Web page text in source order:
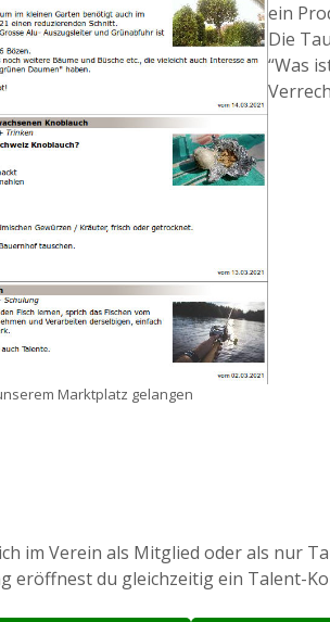
Marktplatz gelangen
ein
Die
“Was
im Verein als Mitglied oder als nur
eröffnest du gleichzeitig ein Talent-